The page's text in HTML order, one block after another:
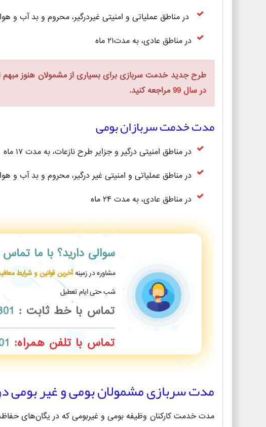
در مناطق عملیاتی و امنیتی غیردرگیر، محروم و بد آب و
در مناطق عادی، به مدت۲۱ ماه
طرح جدید خدمت سربازی برای بسیاری از مشمولان هنوز مبهم
در سال 99
مراجعه کنید.
مدت خدمت سربازان بومی
در مناطق امنیتی درگیر و جزایر طرح نازعات، به مدت ۱۷ ماه
در مناطق عملیاتی و امنیتی غیر درگیر، محروم و بد آب و
در مناطق عادی، به مدت ۲۴ ماه
سوالی دارید؟ با ما تماس
مشاوره در زمینهآخرین قوانین و شرایط
شب حتی ایام تعطیل
تماس با خط ثابت :
تماس با تلفن همراه:
مدت سربازی مشمولان بومی و غیر بومی
مدت خدمت کارکنان وظیفه بومی و غیربومی که در یگان‌های